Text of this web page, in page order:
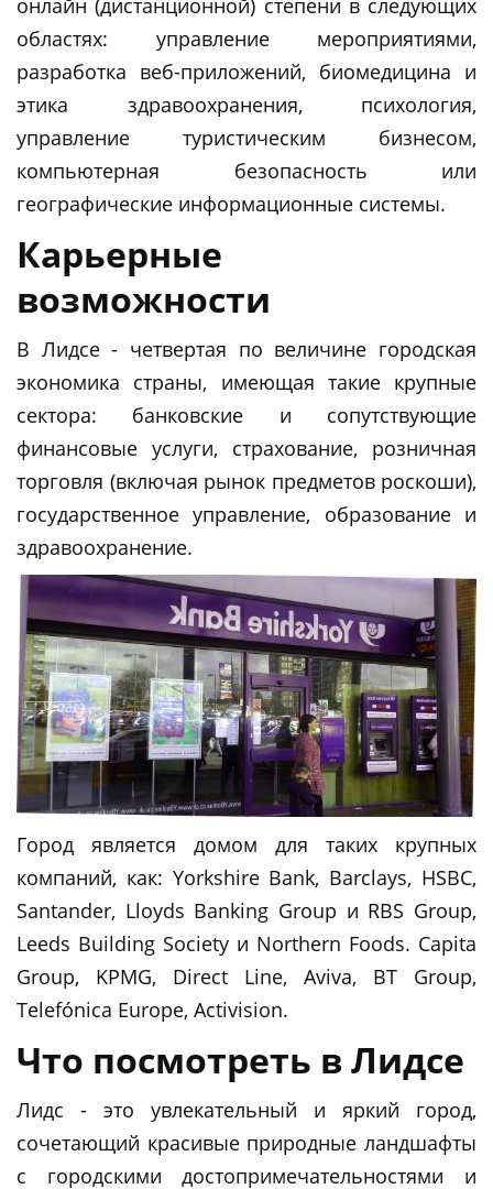
областях: управление мероприятиями,
разработка веб-приложений, биомедицина и
этика здравоохранения, психология,
управление туристическим бизнесом,
компьютерная безопасность или
географические информационные системы.
Карьерные
возможности
В Лидсе - четвертая по величине городская
экономика страны, имеющая такие крупные
сектора: банковские и сопутствующие
финансовые услуги, страхование, розничная
торговля (включая рынок предметов роскоши),
государственное управление, образование и
здравоохранение.
Город является домом для таких крупных
компаний, как: Yorkshire Bank, Barclays, HSBC,
Santander, Lloyds Banking Group и RBS Group,
Leeds Building Society и Northern Foods. Capita
Group, KPMG, Direct Line, Aviva, BT Group,
Telefónica Europe, Activision.
Что посмотреть в Лидсе
Лидс - это увлекательный и яркий город,
сочетающий красивые природные ландшафты
с городскими достопримечательностями и